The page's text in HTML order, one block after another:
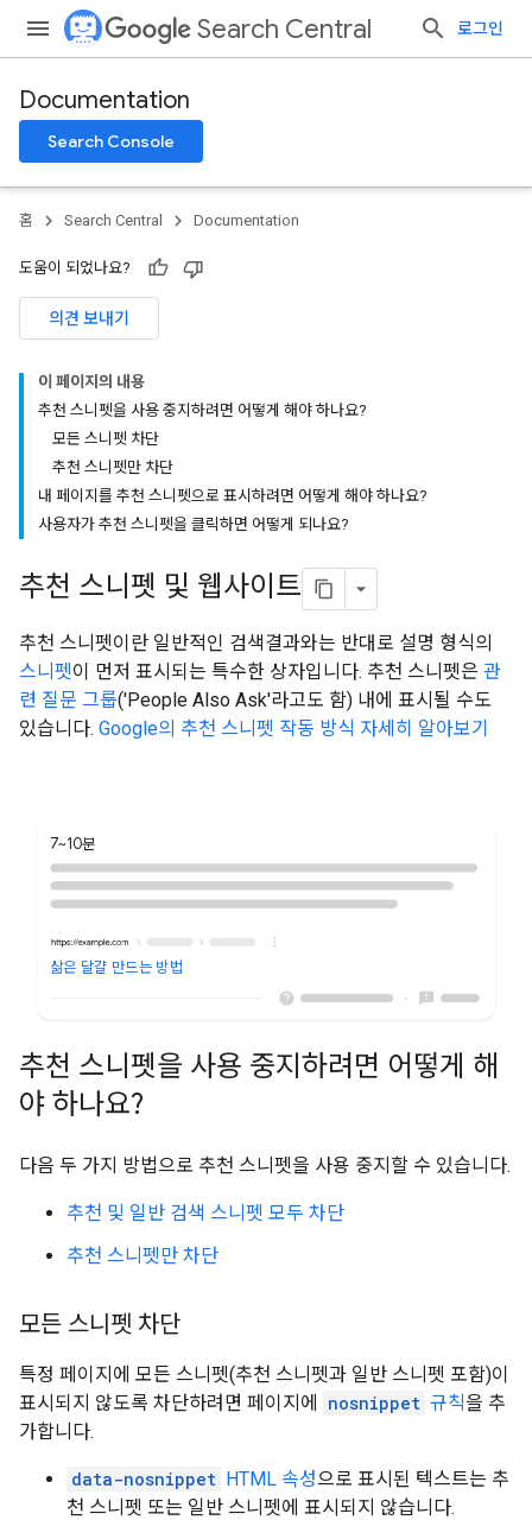
Search Central 로그인
Documentation
Search Console
홈 Search Central Documentation
도움이 되었나요?
의견 보내기
이 페이지의 내용
추천 스니펫을 사용 중지하려면 어떻게 해야 하나요?
모든 스니펫 차단
추천 스니펫만 차단
내 페이지를 추천 스니펫으로 표시하려면 어떻게 해야 하나요?
사용자가 추천 스니펫을 클릭하면 어떻게 되나요?
추천 스니펫 및 웹사이트
추천 스니펫이란 일반적인 검색결과와는 반대로 설명 형식의
스니펫이 먼저 표시되는 특수한 상자입니다. 추천 스니펫은 관
련 질문 그룹('People Also Ask'라고도 함) 내에 표시될 수도
있습니다. Google의 추천 스니펫 작동 방식 자세히 알아보기
7~10분
삶은 달걀 만드는 방법
추천 스니펫을 사용 중지하려면 어떻게 해
야 하나요?
다음 두 가지 방법으로 추천 스니펫을 사용 중지할 수 있습니다.
추천 및 일반 검색 스니펫 모두 차단
추천 스니펫만 차단
모든 스니펫 차단
특정 페이지에 모든 스니펫(추천 스니펫과 일반 스니펫 포함)이
표시되지 않도록 차단하려면 페이지에
nosnippet 규칙을 추
가합니다.
data-nosnippet HTML 속성으로 표시된 텍스트는 추
천 스니펫 또는 일반 스니펫에 표시되지 않습니다.